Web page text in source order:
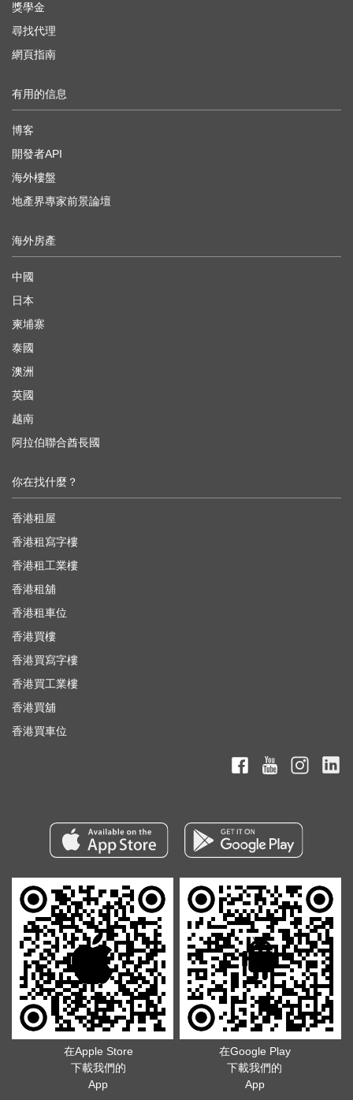
獎學金
尋找代理
網頁指南
有用的信息
博客
開發者API
海外樓盤
地產界專家前景論壇
海外房產
中國
日本
柬埔寨
泰國
澳洲
英國
越南
阿拉伯聯合酋長國
你在找什麼？
香港租屋
香港租寫字樓
香港租工業樓
香港租舖
香港租車位
香港買樓
香港買寫字樓
香港買工業樓
香港買舖
香港買車位
在Apple Store
下載我們的
App
在Google Play
下載我們的
App